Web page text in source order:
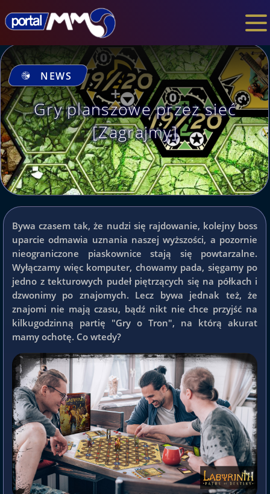
NEWS
Gry planszowe przez sieć
[Zagrajmy]
Bywa czasem tak, że nudzi się rajdowanie, kolejny boss
uparcie odmawia uznania naszej wyższości, a pozornie
nieograniczone piaskownice stają się powtarzalne.
Wyłączamy więc komputer, chowamy pada, sięgamy po
jedno z tekturowych pudeł piętrzących się na półkach i
dzwonimy po znajomych. Lecz bywa jednak też, że
znajomi nie mają czasu, bądź nikt nie chce przyjść na
kilkugodzinną partię "Gry o Tron", na którą akurat
mamy ochotę. Co wtedy?